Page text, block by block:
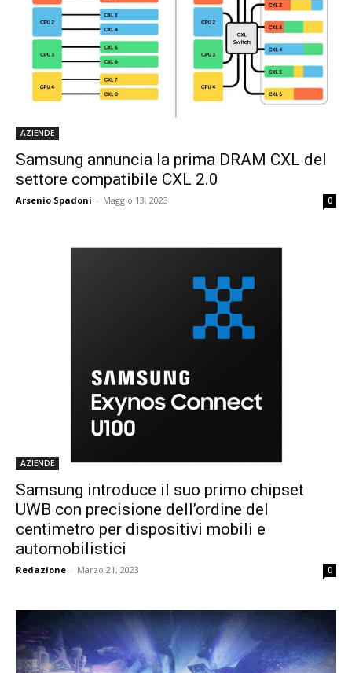
AZIENDE
Samsung annuncia la prima DRAM CXL del
settore compatibile CXL 2.0
Arsenio Spadoni - Maggio 13, 2023 0
AZIENDE
Samsung introduce il suo primo chipset
UWB con precisione dell’ordine del
centimetro per dispositivi mobili e
automobilistici
Redazione - Marzo 21, 2023 0